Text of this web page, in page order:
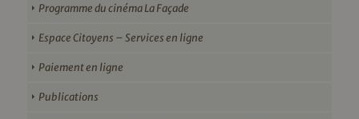
Programme du cinéma La Façade
Espace Citoyens – Services en ligne
Paiement en ligne
Publications